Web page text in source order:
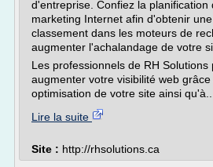
d'entreprise. Confiez la planification
marketing Internet afin d'obtenir
classement dans les moteurs de
augmenter l'achalandage de votre
Les professionnels de RH
augmenter votre visibilité web
optimisation de votre site ainsi qu'à...
Lire la suite
Site : http://rhsolutions.ca